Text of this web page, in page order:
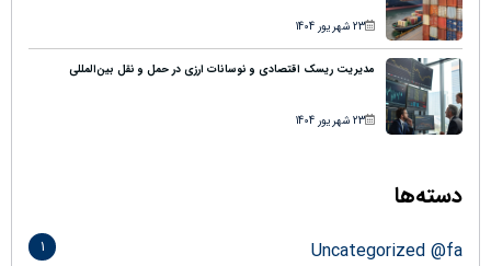
23 شهریور 1404
مدیریت ریسک اقتصادی و نوسانات ارزی در حمل و نقل بین‌المللی
23 شهریور 1404
دسته‌ها
Uncategorized @fa
1